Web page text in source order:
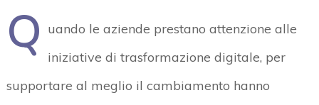
Q uando le aziende prestano attenzione alle
iniziative di trasformazione digitale, per
supportare al meglio il cambiamento hanno